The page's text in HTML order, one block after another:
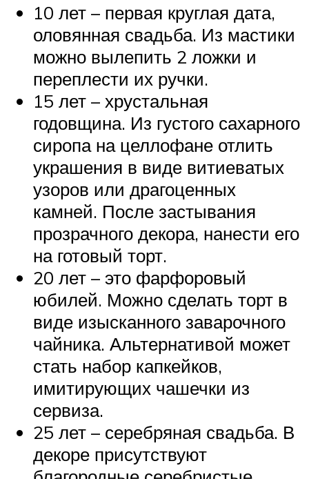
10 лет – первая круглая дата,
оловянная свадьба. Из мастики
можно вылепить 2 ложки и
переплести их ручки.
15 лет – хрустальная
годовщина. Из густого сахарного
сиропа на целлофане отлить
украшения в виде витиеватых
узоров или драгоценных
камней. После застывания
прозрачного декора, нанести его
на готовый торт.
20 лет – это фарфоровый
юбилей. Можно сделать торт в
виде изысканного заварочного
чайника. Альтернативой может
стать набор капкейков,
имитирующих чашечки из
сервиза.
25 лет – серебряная свадьба. В
декоре присутствуют